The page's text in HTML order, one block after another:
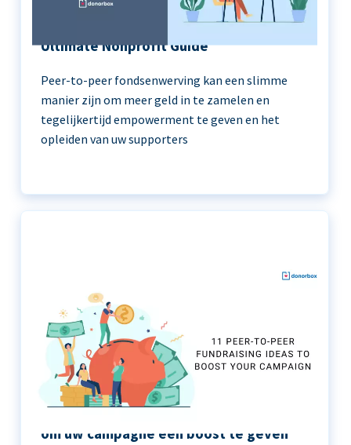
Peer-to-Peer Fundraising 101 | The
Ultimate Nonprofit Guide
Peer-to-peer fondsenwerving kan een slimme
manier zijn om meer geld in te zamelen en
tegelijkertijd empowerment te geven en het
opleiden van uw supporters
om uw campagne een boost te geven